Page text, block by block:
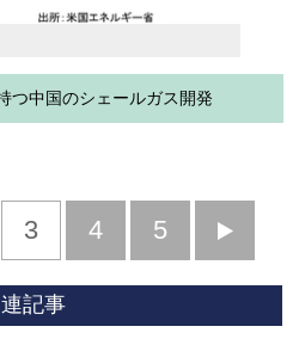
つ中国のシェールガス開発
3 4 5
へ
記事